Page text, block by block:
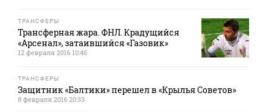
ТРАНСФЕРЫ
Трансферная жара. ФНЛ. Крадущийся
«Арсенал», затаившийся «Газовик»
12 февраля 2016 10:46
ТРАНСФЕРЫ
Защитник «Балтики» перешел в «Крылья Советов»
8 февраля 2016 20:33